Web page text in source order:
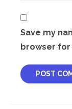
Save my
browser